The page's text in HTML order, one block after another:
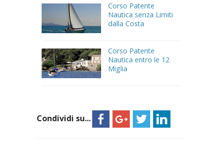
Corso Patente
Nautica senza Limiti
dalla Costa
Corso Patente
Nautica entro le 12
Miglia
Condividi su...